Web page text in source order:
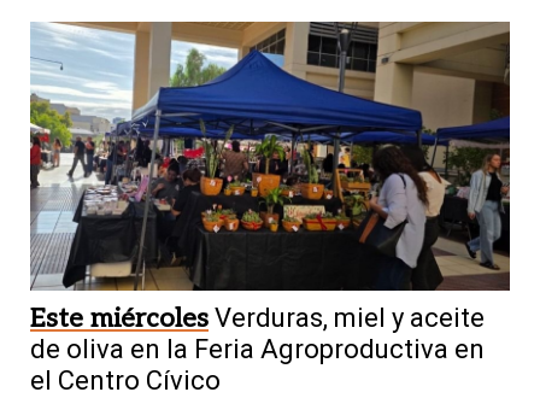
Este miércoles Verduras, miel y aceite
de oliva en la Feria Agroproductiva en
el Centro Cívico